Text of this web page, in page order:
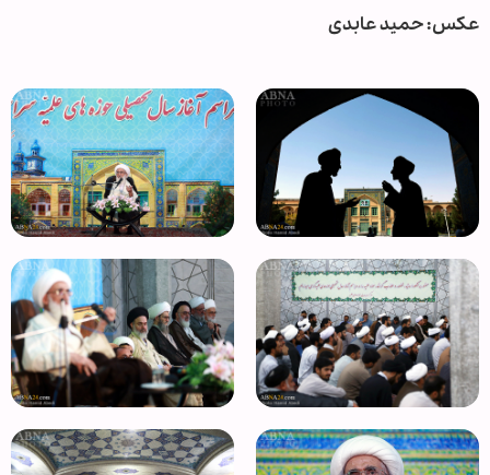
عکس: حمید عابدی